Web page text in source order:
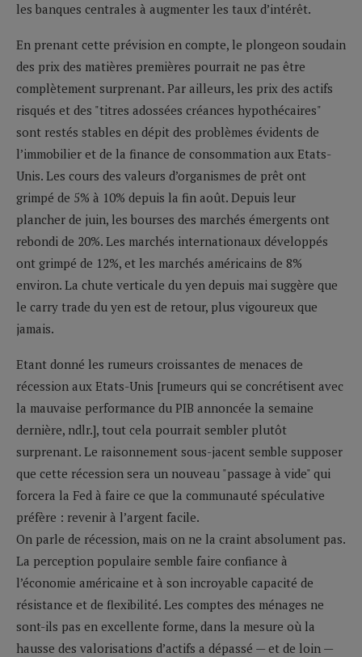
les banques centrales à augmenter les taux d’intérêt.
En prenant cette prévision en compte, le plongeon soudain
des prix des matières premières pourrait ne pas être
complètement surprenant. Par ailleurs, les prix des actifs
risqués et des "titres adossées créances hypothécaires"
sont restés stables en dépit des problèmes évidents de
l’immobilier et de la finance de consommation aux Etats-
Unis. Les cours des valeurs d’organismes de prêt ont
grimpé de 5% à 10% depuis la fin août. Depuis leur
plancher de juin, les bourses des marchés émergents ont
rebondi de 20%. Les marchés internationaux développés
ont grimpé de 12%, et les marchés américains de 8%
environ. La chute verticale du yen depuis mai suggère que
le carry trade du yen est de retour, plus vigoureux que
jamais.
Etant donné les rumeurs croissantes de menaces de
récession aux Etats-Unis [rumeurs qui se concrétisent avec
la mauvaise performance du PIB annoncée la semaine
dernière, ndlr.], tout cela pourrait sembler plutôt
surprenant. Le raisonnement sous-jacent semble supposer
que cette récession sera un nouveau "passage à vide" qui
forcera la Fed à faire ce que la communauté spéculative
préfère : revenir à l’argent facile.
On parle de récession, mais on ne la craint absolument pas.
La perception populaire semble faire confiance à
l’économie américaine et à son incroyable capacité de
résistance et de flexibilité. Les comptes des ménages ne
sont-ils pas en excellente forme, dans la mesure où la
hausse des valorisations d’actifs a dépassé — et de loin —